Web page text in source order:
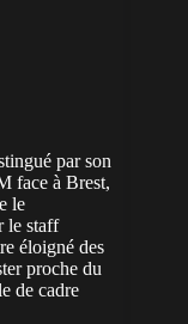
par son
face à Brest,
le
le staff
éloigné des
proche du
de cadre